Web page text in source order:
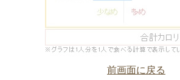
前画面に戻る